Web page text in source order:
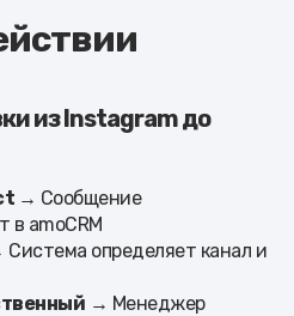
из Instagram до
→ Сообщение
в amoCRM
Система определяет канал и
→ Менеджер